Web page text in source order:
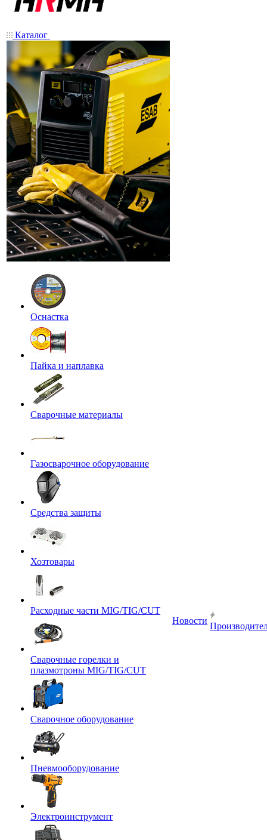
Каталог
Оснастка
Пайка и наплавка
Сварочные материалы
Газосварочное оборудование
Средства защиты
Хозтовары
Расходные части MIG/TIG/CUT
Сварочные горелки и
плазмотроны MIG/TIG/CUT
Сварочное оборудование
Пневмооборудование
Электроинструмент
Новости